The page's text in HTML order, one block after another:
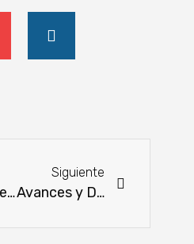
Lácteos Trebol se prepara para festejar su trayectoria pionera en Paraguay
Siguiente
Avances y Desafíos en Comunidades de Sierra León, Kilómetro 4 y General Díaz